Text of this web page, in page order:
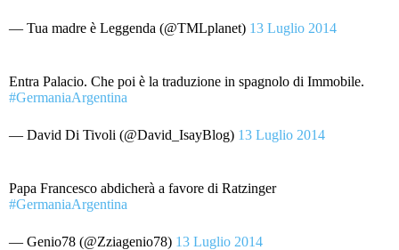
— Tua madre è Leggenda (@TMLplanet) 13 Luglio 2014
Entra Palacio. Che poi è la traduzione in spagnolo di Immobile.
#GermaniaArgentina
— David Di Tivoli (@David_IsayBlog) 13 Luglio 2014
Papa Francesco abdicherà a favore di Ratzinger
#GermaniaArgentina
— Genio78 (@Zziagenio78) 13 Luglio 2014